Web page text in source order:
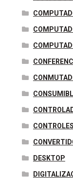
CONTROLES
DESKTOP